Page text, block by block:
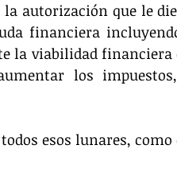
la autorización que le
financiera
la viabilidad
los
esos lunares,